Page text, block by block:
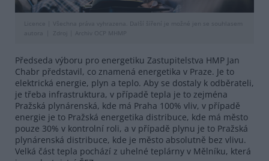
Licence |
Všechna práva vyhrazena. Další šíření je možné jen se souhlasem
autora
Zdroj | Archiv OCP MHMP
Předseda výboru pro energetiku Zastupitelstva HMP Jan
Chabr představil, co znamená energetika v Praze. Je to
elektrická energie, plyn a teplo. Aby se dostaly k odběrateli,
je třeba infrastruktura, v případě tepla je to zejména
Pražská plynárenská, kde má Praha 100% vliv, v případě
energie je to Pražská energetika distribuce, kde má město
pouze 30% v kontrolní roli, a v případě plynu je to Pražská
plynárenská distribuce, kde je město absolutně bez vlivu.
Velká část tepla pochází z uhelné teplárny v Mělníku, která